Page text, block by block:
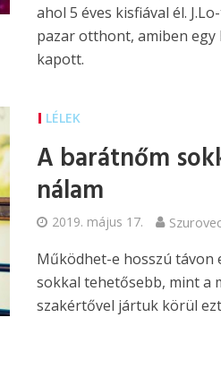
ahol 5 éves kisfiával él.
pazar otthont, amiben
kapott.
LÉLEK
A barátnőm
nálam
2019. május 17.
Működhet-e hosszú távon
sokkal tehetősebb, mint a
szakértővel jártuk körül